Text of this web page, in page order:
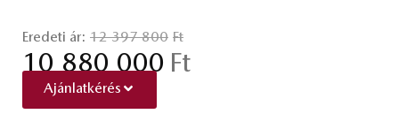
Eredeti ár: 12 397 800 Ft
10 880 000 Ft
Ajánlatkérés